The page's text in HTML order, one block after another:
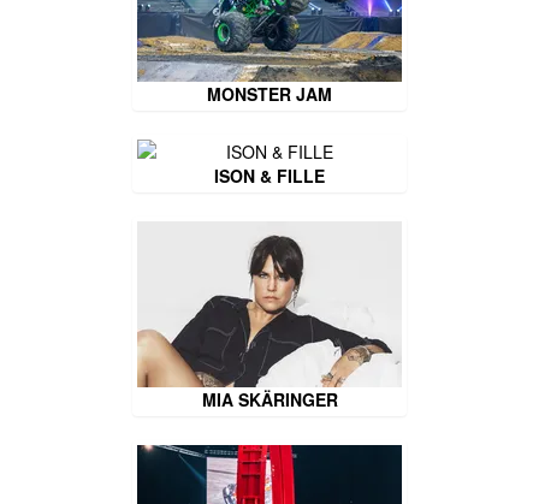
MONSTER JAM
ISON & FILLE
MIA SKÄRINGER